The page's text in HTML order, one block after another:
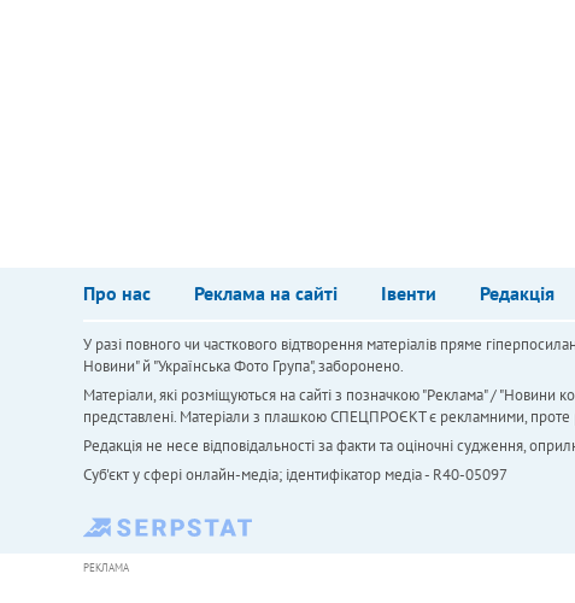
Про нас Реклама на сайті Івенти Редакція
У разі повного чи часткового відтворення матеріалів пряме
Новини" й "Українська Фото Група", заборонено.
Матеріали, які розміщуються на сайті з позначкою "Реклама" / "Новини
представлені. Матеріали з плашкою СПЕЦПРОЄКТ є рекламними, проте
Редакція не несе відповідальності за факти та оціночні судження,
Cуб'єкт у сфері онлайн-медіа; ідентифікатор медіа - R40-05097
РЕКЛАМА